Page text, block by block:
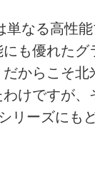
単なる高性
も優れたグ
からこそ北
けですが、
リーズにも